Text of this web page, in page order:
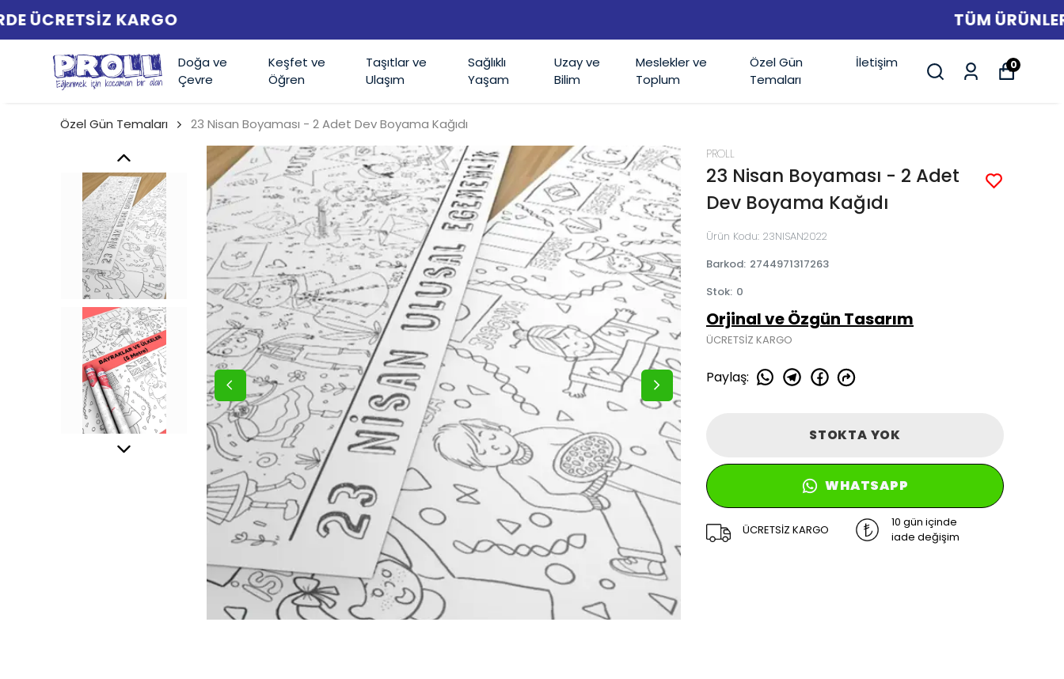
Doğa ve
Çevre
Keşfet ve
Öğren
Taşıtlar ve
Ulaşım
Sağlıklı
Yaşam
Uzay ve
Bilim
Meslekler ve
Toplum
Özel Gün
Temaları
İletişim 0
Özel Gün Temaları 23 Nisan Boyaması - 2 Adet Dev Boyama Kağıdı
PROLL
23 Nisan Boyaması - 2 Adet
Dev Boyama Kağıdı
Ürün Kodu: 23NISAN2022
Barkod: 2744971317263
Stok: 0
Orjinal ve Özgün Tasarım
ÜCRETSİZ KARGO
Paylaş:
STOKTA YOK
WHATSAPP
ÜCRETSİZ KARGO
10 gün içinde
iade değişim